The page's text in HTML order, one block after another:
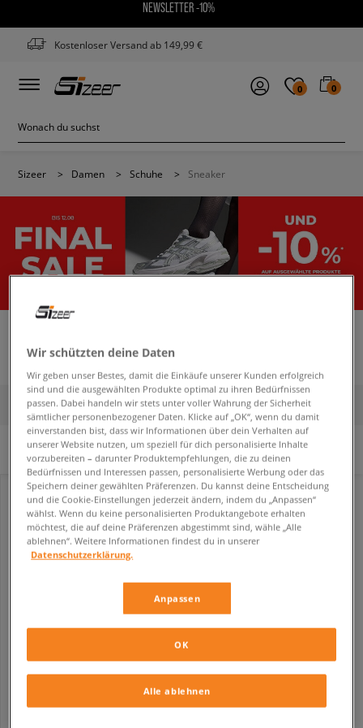
NEWSLETTER -10%
Kostenloser Versand ab 149,99 €
0 0
Sizeer > Damen > Schuhe > Sneaker
FILTER SORTIERE
Ausgewählte Filter: Weiß Lacoste FILTER LÖSCHEN
LACOSTE T-CLIP 124 5 SFA
damen
Wir schützten deine Daten
Wir geben unser Bestes, damit die Einkäufe unserer Kunden erfolgreich
sind und die ausgewählten Produkte optimal zu ihren Bedürfnissen
passen. Dabei handeln wir stets unter voller Wahrung der Sicherheit
sämtlicher personenbezogener Daten. Klicke auf „OK“, wenn du damit
einverstanden bist, dass wir Informationen über dein Verhalten auf
unserer Website nutzen, um speziell für dich personalisierte Inhalte
vorzubereiten – darunter Produktempfehlungen, die zu deinen
Bedürfnissen und Interessen passen, personalisierte Werbung oder das
Speichern deiner gewählten Präferenzen. Du kannst deine Entscheidung
und die Cookie-Einstellungen jederzeit ändern, indem du „Anpassen“
wählst. Wenn du keine personalisierten Produktangebote erhalten
möchtest, die auf deine Präferenzen abgestimmt sind, wähle „Alle
ablehnen“. Weitere Informationen findest du in unserer
Datenschutzerklärung.
Anpassen
Alle ablehnen
OK